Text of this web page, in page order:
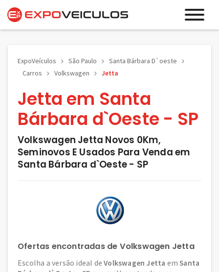
ExpoVeículos São Paulo
Santa Bárbara D`oeste
Carros
Volkswagen Jetta
Jetta em Santa
Bárbara d`Oeste - SP
Volkswagen Jetta Novos 0Km,
Seminovos E Usados Para Venda em
Santa Bárbara d`Oeste - SP
Ofertas encontradas de Volkswagen Jetta
Escolha a versão ideal deVolkswagen Jetta emSanta